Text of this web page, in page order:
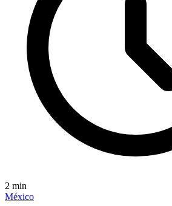
2 min
México